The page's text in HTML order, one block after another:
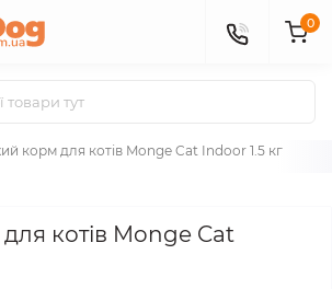
0
корм для котів Monge Cat Indoor 1.5 кг
котів Monge Cat